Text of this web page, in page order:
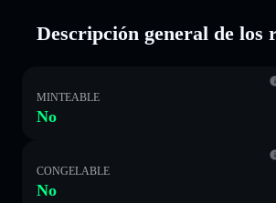
Descripción general de los
MINTEABLE
No
CONGELABLE
No